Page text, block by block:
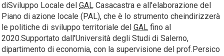
diSviluppo Locale del GAL Casacastra e all'elaborazione del
Piano di azione locale (PAL), che è lo strumento cheindirizzerà
le politiche di sviluppo territoriale del GAL fino al
2020.Supportato dall'Università degli Studi di Salerno,
dipartimento di economia, con la supervisione del prof.Persico